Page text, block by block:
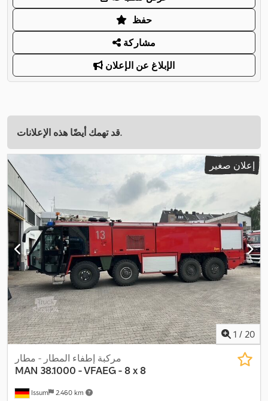
حفظ
مشاركة
الإبلاغ عن الإعلان
قد تهمك أيضًا هذه الإعلانات.
إعلان صغير
1 / 20
Issum 2.460 km
مركبة إطفاء المطار - مطار
MAN 38.1000 - VFAEG - 8 x 8